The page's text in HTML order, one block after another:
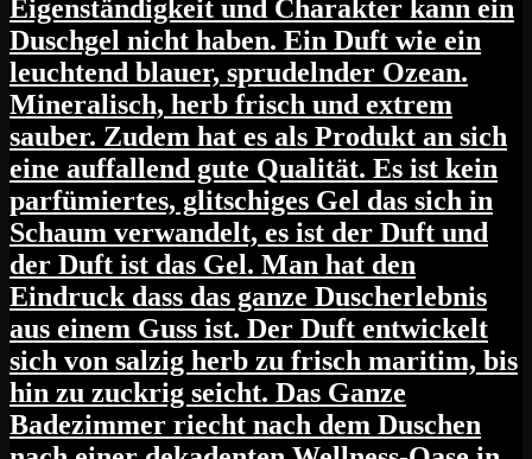
Eigenständigkeit und Charakter kann ein
Duschgel nicht haben. Ein Duft wie ein
leuchtend blauer, sprudelnder Ozean.
Mineralisch, herb frisch und extrem
sauber. Zudem hat es als Produkt an sich
eine auffallend gute Qualität. Es ist kein
parfümiertes, glitschiges Gel das sich in
Schaum verwandelt, es ist der Duft und
der Duft ist das Gel. Man hat den
Eindruck dass das ganze Duscherlebnis
aus einem Guss ist. Der Duft entwickelt
sich von salzig herb zu frisch maritim, bis
hin zu zuckrig seicht. Das Ganze
Badezimmer riecht nach dem Duschen